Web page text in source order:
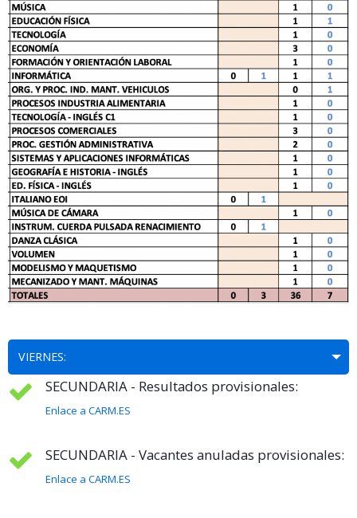
VIERNES:
SECUNDARIA - Resultados provisionales:
Enlace a CARM.ES
SECUNDARIA - Vacantes anuladas provisionales:
Enlace a CARM.ES